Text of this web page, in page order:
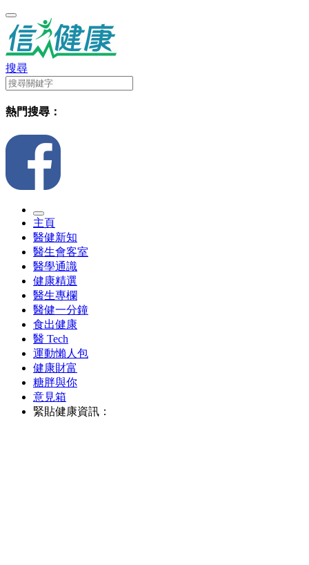
搜尋
熱門搜尋：
主頁
醫健新知
醫生會客室
醫學通識
健康精選
醫生專欄
醫健一分鐘
食出健康
醫 Tech
運動懶人包
健康財富
糖胖與你
意見箱
緊貼健康資訊：